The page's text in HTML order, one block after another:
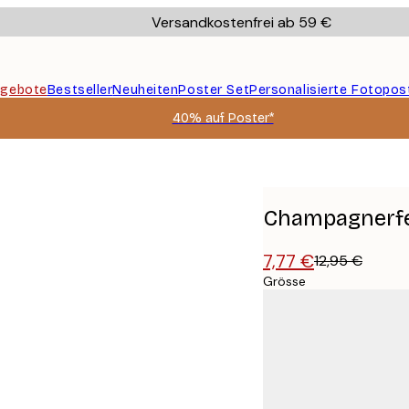
Versandkostenfrei ab 59 €
BestsellerNeuheitenPoster SetPersonalisierte
40% auf Poster*
7,77 €12,95 €
Grösse